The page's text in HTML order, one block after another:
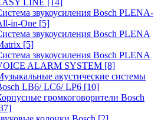
LINE [14]
звукоусиления Bosch PLENA-
in-One [5]
звукоусиления Bosch PLENA
[5]
звукоусиления Bosch PLENA
ALARM SYSTEM [8]
акустические системы
LB6/ LC6/ LP6 [10]
громкоговорители Bosch